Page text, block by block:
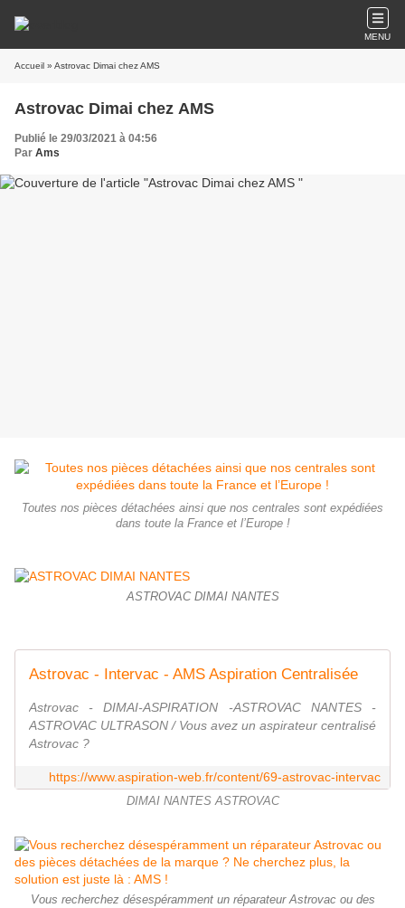
MENU
Accueil » Astrovac Dimai chez AMS
Astrovac Dimai chez AMS
Publié le 29/03/2021 à 04:56
Par Ams
Toutes nos pièces détachées ainsi que nos centrales sont expédiées
dans toute la France et l’Europe !
ASTROVAC DIMAI NANTES
Astrovac - Intervac - AMS Aspiration Centralisée
Astrovac - DIMAI-ASPIRATION -ASTROVAC NANTES -
ASTROVAC ULTRASON / Vous avez un aspirateur centralisé
Astrovac ?
https://www.aspiration-web.fr/content/69-astrovac-intervac
DIMAI NANTES ASTROVAC
Vous recherchez désespéramment un réparateur Astrovac ou des